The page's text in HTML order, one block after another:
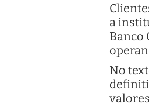
a
Banco
No